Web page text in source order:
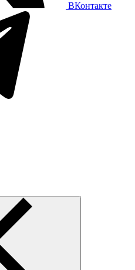
ВКонтакте